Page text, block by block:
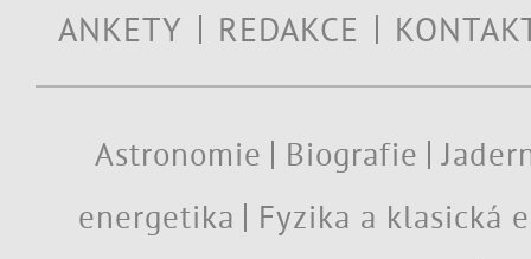
ANKETY
REDAKCE
Astronomie Biografie
energetika
Fyzika a klasická